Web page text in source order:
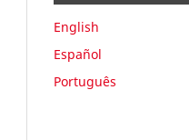
English
Español
Português